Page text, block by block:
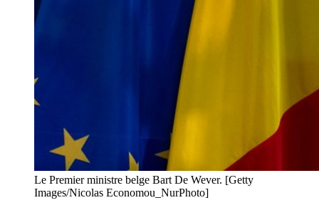
Le Premier ministre belge Bart De Wever. [Getty
Images/Nicolas Economou_NurPhoto]